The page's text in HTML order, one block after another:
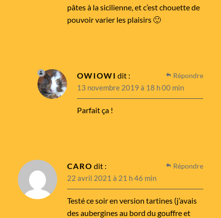
pâtes à la sicilienne, et c’est chouette de
pouvoir varier les plaisirs 🙂
OWIOWI dit :
13 novembre 2019 à 18 h 00 min
Parfait ça !
Répondre
CARO dit :
22 avril 2021 à 21 h 46 min
Testé ce soir en version tartines (j’avais
des aubergines au bord du gouffre et
Répondre